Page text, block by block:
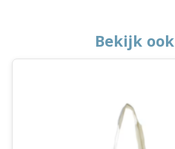
Bekijk ook